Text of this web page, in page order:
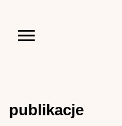
publikacje